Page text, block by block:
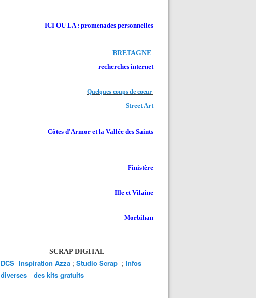
ICI OU LA : promenades personnelles
BRETAGNE
recherches internet
Quelques coups de coeur
Street Art
Côtes d'Armor et la Vallée des Saints
Finistère
Ille et Vilaine
Morbihan
SCRAP DIGITAL
DCS- Inspiration Azza ; Studio Scrap ; Infos
diverses - des kits gratuits -